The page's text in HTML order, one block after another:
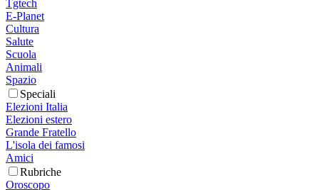
Tgtech
E-Planet
Cultura
Salute
Scuola
Animali
Spazio
Speciali
Elezioni Italia
Elezioni estero
Grande Fratello
L'isola dei famosi
Amici
Rubriche
Oroscopo